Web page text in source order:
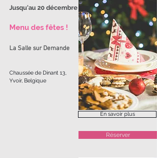
Jusqu'au 20 décembre
Menu des fêtes !
La Salle sur Demande
Chaussée de Dinant 13,
Yvoir, Belgique
En savoir plus
Réserver